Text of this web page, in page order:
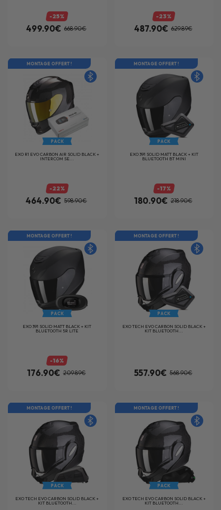
-25%
499.90€ 668.90€
-23%
487.90€ 629.89€
MONTAGE OFFERT !
PACK
EXO R1 EVO CARBON AIR SOLID BLACK +
INTERCOM SE...
-22%
464.90€ 598.90€
MONTAGE OFFERT !
PACK
EXO 391 SOLID MATT BLACK + KIT
BLUETOOTH BT MINI
-17%
180.90€ 218.90€
MONTAGE OFFERT !
PACK
EXO 391 SOLID MATT BLACK + KIT
BLUETOOTH 5R LITE
-16%
176.90€ 209.89€
MONTAGE OFFERT !
PACK
EXO TECH EVO CARBON SOLID BLACK +
KIT BLUETOOTH...
557.90€ 568.90€
MONTAGE OFFERT !
PACK
EXO TECH EVO CARBON SOLID BLACK +
KIT BLUETOOTH...
MONTAGE OFFERT !
PACK
EXO TECH EVO CARBON SOLID BLACK +
KIT BLUETOOTH...